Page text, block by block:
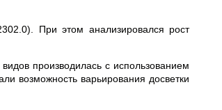
При этом анализировался рост
производилась с использованием
возможность варьирования досветки